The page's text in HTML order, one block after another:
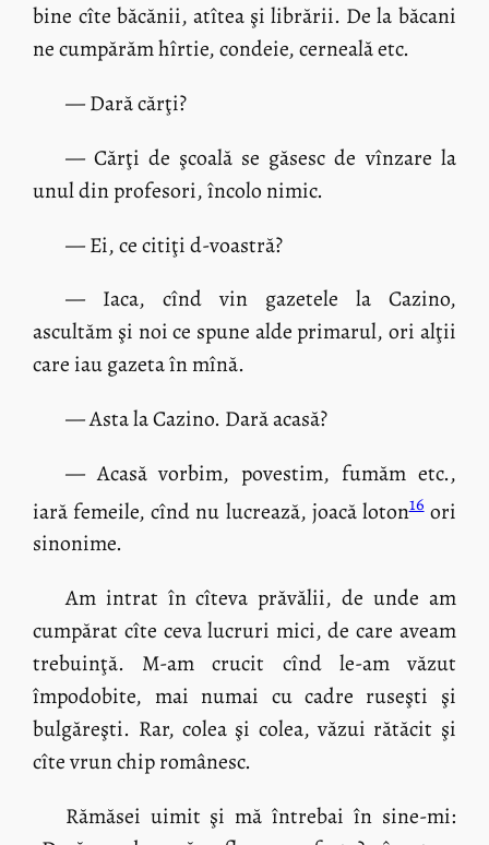
bine cîte băcănii, atîtea şi librării. De la băcani
ne cumpărăm hîrtie, condeie, cerneală etc.
— Dară cărţi?
— Cărţi de şcoală se găsesc de vînzare la
unul din profesori, încolo nimic.
— Ei, ce citiţi d-voastră?
— Iaca, cînd vin gazetele la Cazino,
ascultăm şi noi ce spune alde primarul, ori alţii
care iau gazeta în mînă.
— Asta la Cazino. Dară acasă?
— Acasă vorbim, povestim, fumăm etc.,
iară femeile, cînd nu lucrează, joacă loton16ori
sinonime.
Am intrat în cîteva prăvălii, de unde am
cumpărat cîte ceva lucruri mici, de care aveam
trebuinţă. M-am crucit cînd le-am văzut
împodobite, mai numai cu cadre ruseşti şi
bulgăreşti. Rar, colea şi colea, văzui rătăcit şi
cîte vrun chip românesc.
Rămăsei uimit şi mă întrebai în sine-mi: